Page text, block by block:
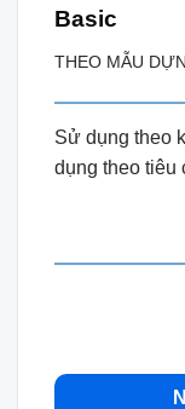
Basic
THEO MẪU
Sử dụng theo
dụng theo tiêu